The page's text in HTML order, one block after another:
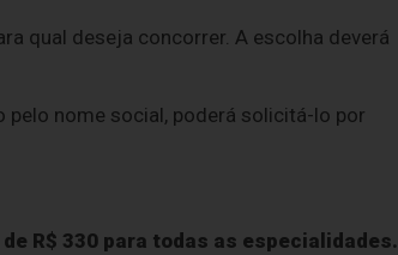
qual deseja concorrer. A escolha deverá
nome social, poderá solicitá-lo por
R$ 330 para todas as especialidades.